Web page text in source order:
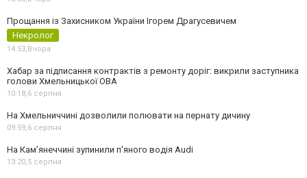
Прощання із Захисником України Ігорем Драгусевичем
Некролог
14:53, Вчора
Хабар за підписання контрактів з ремонту доріг: викрили заступника
голови Хмельницької ОВА
10:18, 6 серпня
На Хмельниччині дозволили полювати на пернату дичину
09:59, 6 серпня
На Камʼянеччині зупинили п'яного водія Audi
13:20, 5 серпня